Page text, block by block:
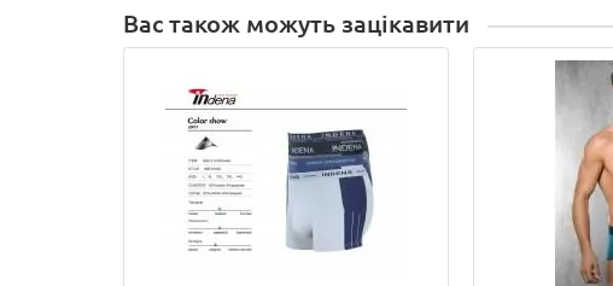
Вас також можуть зацікавити